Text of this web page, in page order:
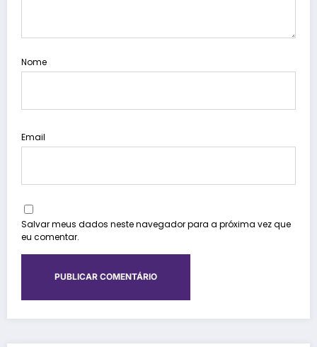
Nome
Email
Salvar meus dados neste navegador para a próxima vez que
eu comentar.